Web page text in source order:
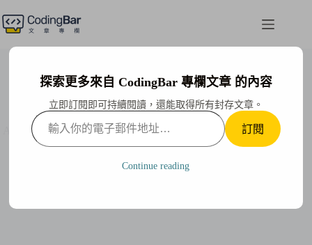
至
AI 浪潮來襲，2024 年你的工作安全嗎？白領們的 AI 生
存指南
探索更多來自 CodingBar 專欄文章 的內容
立即訂閱即可持續閱讀，還能取得所有封存文章。
輸
入
你
訂閱
Continue reading